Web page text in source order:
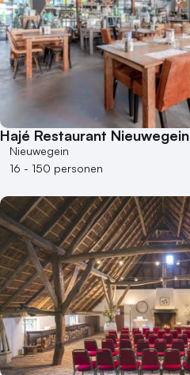
Hajé Restaurant Nieuwegein
Nieuwegein
16 - 150 personen